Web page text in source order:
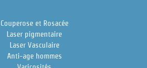
Couperose et Rosacée
Laser pigmentaire
Laser Vasculaire
Anti-age hommes